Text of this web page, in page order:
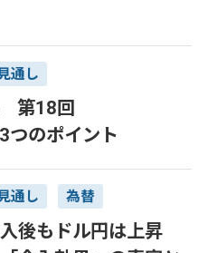
通し
第18回
つのポイント
通し 為替
後もドル円は上昇